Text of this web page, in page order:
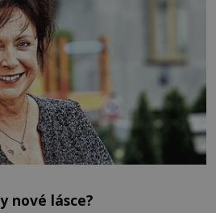
nové lásce?